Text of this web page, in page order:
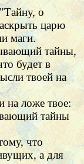
о
царю
маги.
тайны,
будет в
твоей на
на ложе твое:
тайны
что
а для